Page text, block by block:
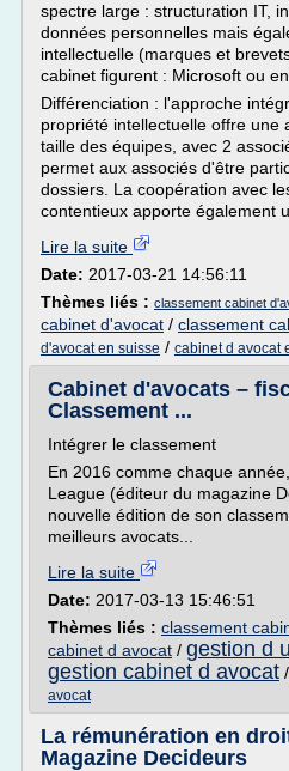
spectre large : structuration IT,
données personnelles mais
intellectuelle (marques et
cabinet figurent : Microsoft ou
Différenciation : l'approche
propriété intellectuelle offre une
taille des équipes, avec 2
permet aux associés d'être
dossiers. La coopération avec
contentieux apporte également
Lire la suite
Date: 2017-03-21 14:56:11
Thèmes liés : classement cabinet
cabinet d'avocat / classement
d'avocat en suisse / cabinet d avocat
Cabinet d'avocats –
Classement ...
Intégrer le classement
En 2016 comme chaque
League (éditeur du magazine
nouvelle édition de son
meilleurs avocats...
Lire la suite
Date: 2017-03-13 15:46:51
Thèmes liés : classement
cabinet d avocat / gestion d
gestion cabinet d avocat /
avocat
La rémunération en
Magazine Decideurs